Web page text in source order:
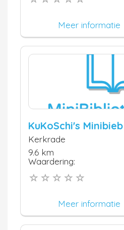
Meer informatie
KuKoSchi's Minibieb
Kerkrade
9.6 km
Waardering:
Meer informatie